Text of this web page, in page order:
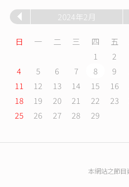
2024年2月
日 一 二 三 四 五
1
2
4
5 6 7 8 9
11
12 13 14 15 16
18
19 20 21 22 23
25
26 27 28 29
本網站之節